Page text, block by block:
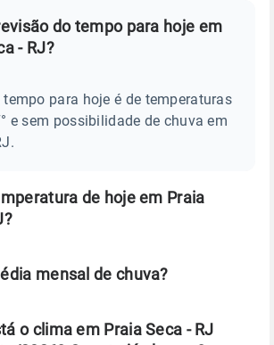
do tempo para hoje em
- RJ?
para hoje é de temperaturas
e sem possibilidade de chuva em
de hoje em Praia
mensal de chuva?
o clima em Praia Seca - RJ